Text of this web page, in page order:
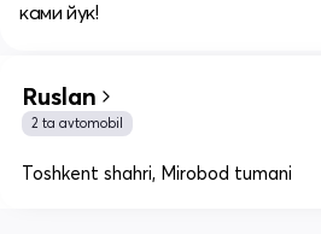
ками йук!
Ruslan
2 ta avtomobil
Toshkent shahri, Mirobod tumani